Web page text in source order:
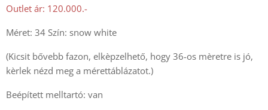
Outlet ár: 120.000.-
Méret: 34 Szín: snow white
(Kicsit bővebb fazon, elkèpzelhető, hogy 36-os mèretre is jó,
kèrlek nézd meg a mérettáblázatot.)
Beépített melltartó: van